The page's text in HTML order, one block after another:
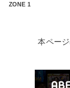
ZONE 1
本ペー